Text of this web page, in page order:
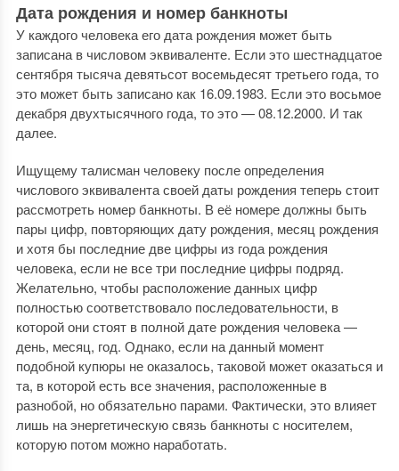
Дата рождения и номер банкноты
У каждого человека его дата рождения может быть
записана в числовом эквиваленте. Если это шестнадцатое
сентября тысяча девятьсот восемьдесят третьего года, то
это может быть записано как 16.09.1983. Если это восьмое
декабря двухтысячного года, то это — 08.12.2000. И так
далее.
Ищущему талисман человеку после определения
числового эквивалента своей даты рождения теперь стоит
рассмотреть номер банкноты. В её номере должны быть
пары цифр, повторяющих дату рождения, месяц рождения
и хотя бы последние две цифры из года рождения
человека, если не все три последние цифры подряд.
Желательно, чтобы расположение данных цифр
полностью соответствовало последовательности, в
которой они стоят в полной дате рождения человека —
день, месяц, год. Однако, если на данный момент
подобной купюры не оказалось, таковой может оказаться и
та, в которой есть все значения, расположенные в
разнобой, но обязательно парами. Фактически, это влияет
лишь на энергетическую связь банкноты с носителем,
которую потом можно наработать.